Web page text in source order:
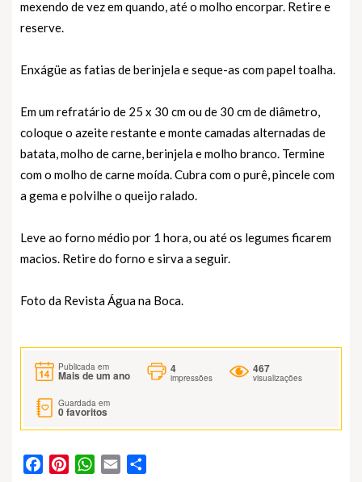
mexendo de vez em quando, até o molho encorpar. Retire e
reserve.
Enxágüe as fatias de berinjela e seque-as com papel toalha.
Em um refratário de 25 x 30 cm ou de 30 cm de diâmetro,
coloque o azeite restante e monte camadas alternadas de
batata, molho de carne, berinjela e molho branco. Termine
com o molho de carne moída. Cubra com o purê, pincele com
a gema e polvilhe o queijo ralado.
Leve ao forno médio por 1 hora, ou até os legumes ficarem
macios. Retire do forno e sirva a seguir.
Foto da Revista Água na Boca.
Publicada em
Mais de um ano
4
impressões
467
visualizações
Guardada em
0favoritos
FacebookPinterestWhatsApp
Email